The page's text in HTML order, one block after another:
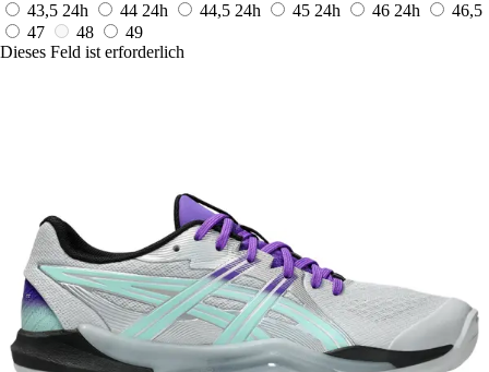
43,5 24h 44 24h 44,5 24h 45 24h 46 24h
46,5
47
48
49
Dieses Feld ist erforderlich